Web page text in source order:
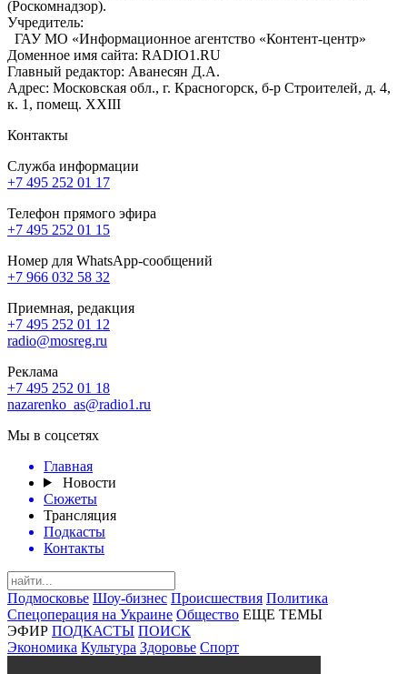
(Роскомнадзор).
Учредитель:
ГАУ МО «Информационное агентство «Контент-центр»
Доменное имя сайта: RADIO1.RU
Главный редактор: Аванесян Д.А.
Адрес: Московская обл., г. Красногорск, б-р Строителей, д. 4,
к. 1, помещ. XXIII
Контакты
Служба информации
+7 495 252 01 17
Телефон прямого эфира
+7 495 252 01 15
Номер для WhatsApp-сообщений
+7 966 032 58 32
Приемная, редакция
+7 495 252 01 12
radio@mosreg.ru
Реклама
+7 495 252 01 18
nazarenko_as@radio1.ru
Мы в соцсетях
Главная
Новости
Сюжеты
Трансляция
Подкасты
Контакты
Подмосковье Шоу-бизнес Происшествия Политика
Спецоперация на Украине Общество ЕЩЕ ТЕМЫ
ЭФИР ПОДКАСТЫ ПОИСК
Экономика Культура Здоровье Спорт